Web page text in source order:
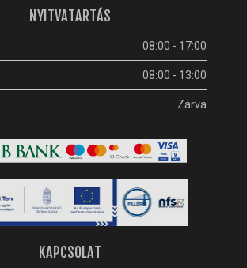
ÉS ALKATRÉSZEIK
TISZTÍTÓK, ÁPOLÓK
ÉS ALKATRÉSZEI
BIKE ALKATRÉSZEK
NYITVATARTÁS
08:00 - 17:00
08:00 - 13:00
Zárva
KAPCSOLAT